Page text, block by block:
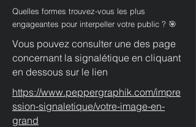
Quelles formes trouvez-vous les plus
engageantes pour interpeller votre public ? 🎯
Vous pouvez consulter une des page
concernant la signalétique en cliquant
en dessous sur le lien
https://www.peppergraphik.com/impre
ssion-signaletique/votre-image-en-
grand